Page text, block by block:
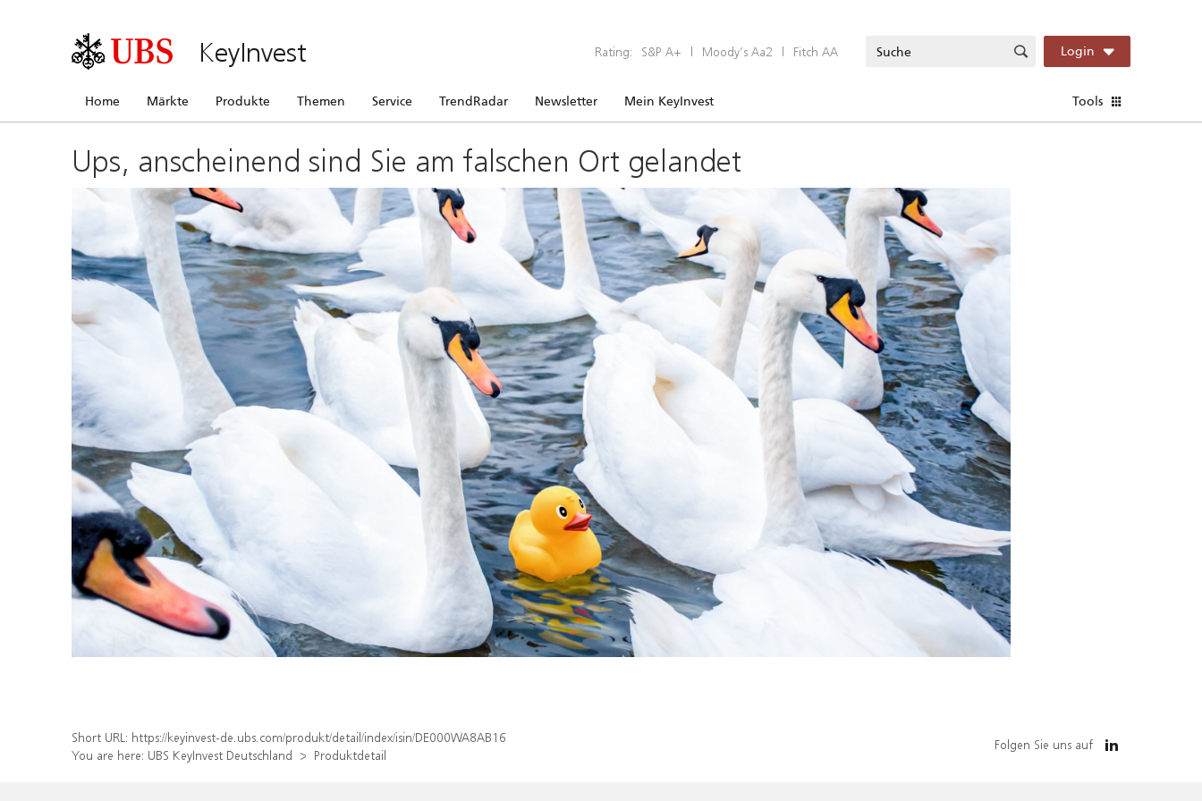
KeyInvest Rating: S&P A+ | Moody’s Aa2 | Fitch AA Login
Home Märkte Produkte Themen Service TrendRadar Newsletter Mein KeyInvest Tools
Ups, anscheinend sind Sie am falschen Ort gelandet
Short URL: https://keyinvest-de.ubs.com/produkt/detail/index/isin/DE000WA8AB16
You are here: UBS KeyInvest Deutschland Produktdetail
Folgen Sie uns auf